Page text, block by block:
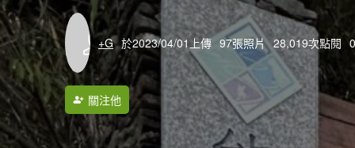
+G 於2023/04/01上傳 97張照片 28,019次點閱
關注他